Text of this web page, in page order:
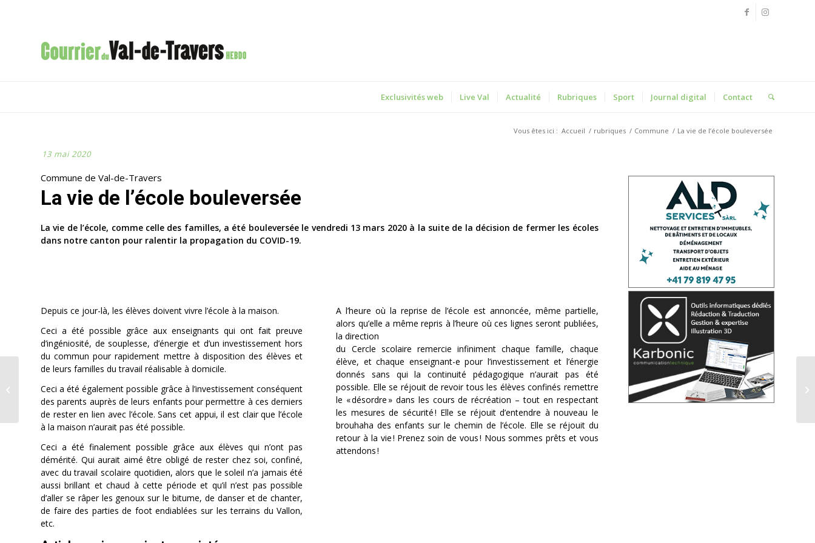
Exclusivités web Live Val Actualité Rubriques Sport Journal digital Contact
Vous êtes ici : Accueil / rubriques / Commune / La vie de l’école bouleversée
13 mai 2020
Commune de Val-de-Travers
La vie de l’école bouleversée
La vie de l’école, comme celle des familles, a été bouleversée le vendredi 13 mars 2020 à la suite de la décision de fermer les écoles
dans notre canton pour ralentir la propagation du COVID-19.
Depuis ce jour-là, les élèves doivent vivre l’école à la maison.
Ceci a été possible grâce aux enseignants qui ont fait preuve
d’ingéniosité, de souplesse, d’énergie et d’un investissement hors
du commun pour rapidement mettre à disposition des élèves et
de leurs familles du travail réalisable à domicile.
Ceci a été également possible grâce à l’investissement conséquent
des parents auprès de leurs enfants pour permettre à ces derniers
de rester en lien avec l’école. Sans cet appui, il est clair que l’école
à la maison n’aurait pas été possible.
Ceci a été finalement possible grâce aux élèves qui n’ont pas
démérité. Qui aurait aimé être obligé de rester chez soi, confiné,
avec du travail scolaire quotidien, alors que le soleil n’a jamais été
aussi brillant et chaud à cette période et qu’il n’est pas possible
d’aller se râper les genoux sur le bitume, de danser et de chanter,
de faire des parties de foot endiablées sur les terrains du Vallon,
etc.
A l’heure où la reprise de l’école est annoncée, même partielle,
alors qu’elle a même repris à l’heure où ces lignes seront publiées,
la direction
du Cercle scolaire remercie infiniment chaque famille, chaque
élève, et chaque enseignant-e pour l’investissement et l’énergie
donnés sans qui la continuité pédagogique n’aurait pas été
possible. Elle se réjouit de revoir tous les élèves confinés remettre
le « désordre » dans les cours de récréation – tout en respectant
les mesures de sécurité ! Elle se réjouit d’entendre à nouveau le
brouhaha des enfants sur le chemin de l’école. Elle se réjouit du
retour à la vie ! Prenez soin de vous ! Nous sommes prêts et vous
attendons !
prépare la prochaine
saison LNA !